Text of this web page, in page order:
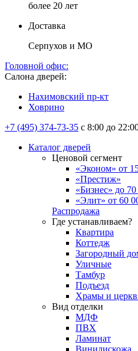
более 20 лет
Доставка
Серпухов и МО
Головной офис:
Салона дверей:
Нахимовский пр-кт
Ховрино
+7 (495) 374-73-35 с 8:00 до
Каталог дверей
Ценовой сегмент
«Эконом» от
«Престиж»
«Бизнес» до
«Элит» от 60
Распродажа
Где устанавливаем?
Квартира
Коттедж
Загородный
Уличные
Тамбур
Подъезд
Храмы и
Вид отделки
МДФ
ПВХ
Ламинат